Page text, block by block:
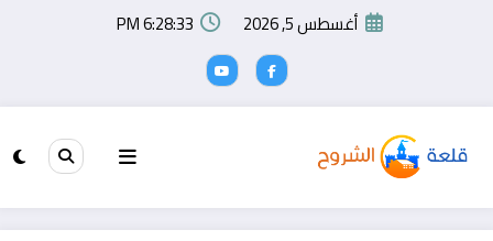
أغسطس 5, 2026 6:28:33 PM